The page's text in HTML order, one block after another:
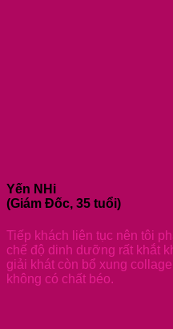
Yến NHi
(Giám Đốc, 35 tuổi)
Tiếp khách liên tục nên tôi
chế độ dinh dưỡng rất khắt
giải khát còn bổ xung
không có chất béo.